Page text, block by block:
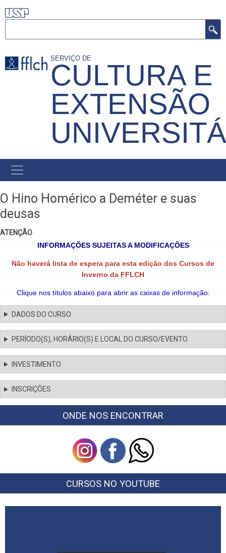
Pular
para
principal
SERVIÇO DE
CULTURA E
EXTENSÃO
MENU
PRIMÁRIO
O Hino Homérico a Deméter e suas
deusas
ATENÇÃO
INFORMAÇÕES SUJEITAS A MODIFICAÇÕES
Não haverá lista de espera para esta edição dos Cursos de
Inverno da FFLCH
Clique nos títulos abaixo para abrir as caixas de informação:
DADOS DO CURSO
PERÍODO(S), HORÁRIO(S) E LOCAL DO CURSO/EVENTO
INVESTIMENTO
INSCRIÇÕES
ONDE NOS ENCONTRAR
CURSOS NO YOUTUBE